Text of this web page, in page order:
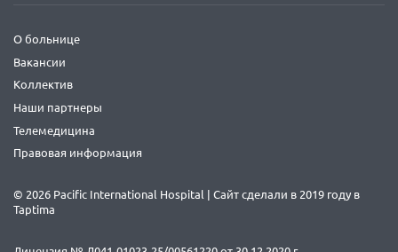
О больнице
Вакансии
Коллектив
Наши партнеры
Телемедицина
Правовая информация
© 2026 Pacific International Hospital | Сайт сделали в 2019 году в
Taptima